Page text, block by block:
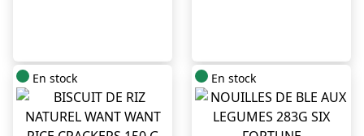
En stock En stock